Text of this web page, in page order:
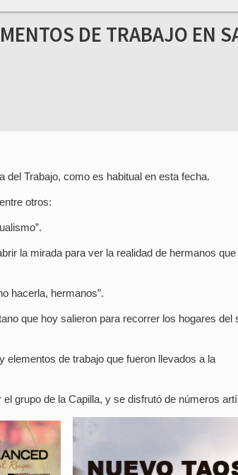
DE TRABAJO EN
Trabajo, como es habitual en esta fecha.
otros:
la mirada para ver la realidad de hermanos que
hacerla, hermanos”.
que hoy salieron para recorrer los hogares del
de trabajo que fueron llevados a la
grupo de la Capilla, y se disfrutó de números